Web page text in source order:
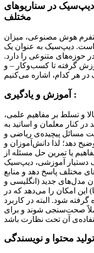
در سناریوهای
مختلف
هوش مصنوعی، میزان
است. دیپ‌سیک به عنوان یک
حوزه‌های متنوعی را دارد.
گرفته تا کسب‌وکار – و
آموزش و یادگیری :
و تسلط بر مفاهیم علمی،
کنار معلمان و اساتید به
مسائل پیچیده‌ی ریاضی و
دهد؛ لذا دانش‌آموزان و
یا تمرین حل مسئله از
دستیار آموزشی، دیپ‌سیک
مختلف پاسخ دهد و منابع
مدل‌های جدید (انگلیسی و
این امکان را می‌دهد که در
گرفته شود. البته در کاربرد
صحت‌سنجی شوند و برای